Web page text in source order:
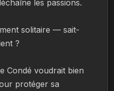
les passions.
solitaire — sait-
?
Condé voudrait bien
protéger sa